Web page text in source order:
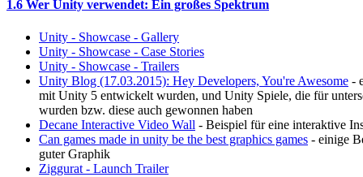
1.6 Wer Unity verwendet: Ein großes Spektrum
Unity - Showcase - Gallery
Unity - Showcase - Case Stories
Unity - Showcase - Trailers
Unity Blog (17.03.2015): Hey Developers, You're Awesome -
mit Unity 5 entwickelt wurden, und Unity Spiele, die für
wurden bzw. diese auch gewonnen haben
Decane Interactive Video Wall - Beispiel für eine interaktive
Can games made in unity be the best graphics games - einige
guter Graphik
Ziggurat - Launch Trailer